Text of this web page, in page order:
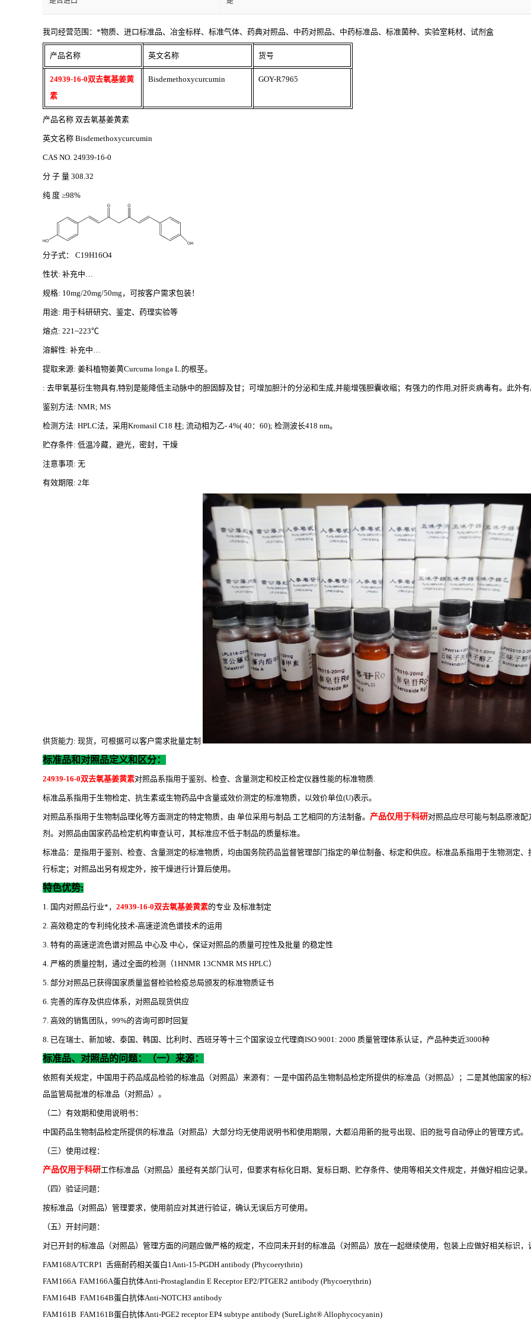
我司经营范围：*物质、进口标准品、冶金标样、标准气体、药典对照品、中药对照品、中药标准品、标准菌种、实验室耗材、试剂盒
产品名称 英文名称 货号
24939-16-0双去氧基姜黄
素
Bisdemethoxycurcumin GOY-R7965
产品名称 双去氧基姜黄素
英文名称 Bisdemethoxycurcumin
CAS NO. 24939-16-0
分 子 量 308.32
纯 度 ≥98%
分子式： C19H16O4
性状: 补充中…
规格: 10mg/20mg/50mg，可按客户需求包装！
用途: 用于科研研究、鉴定、药理实验等
熔点: 221~223℃
溶解性: 补充中…
提取来源: 姜科植物姜黄Curcuma longa L.的根茎。
: 去甲氧基衍生物具有,特别是能降低主动脉中的胆固醇及甘；可增加胆汁的分泌和生成,并能增强胆囊收缩；有强力的作用,对肝炎病毒有。此外
鉴别方法: NMR; MS
检测方法: HPLC法，采用Kromasil C18 柱; 流动相为乙- 4%( 40：60); 检测波长418 nm。
贮存条件: 低温冷藏，避光，密封，干燥
注意事项: 无
有效期限: 2年
供货能力: 现货，可根据可以客户需求批量定制
标准品和对照品定义和区分：
24939-16-0双去氧基姜黄素对照品系指用于鉴别、检查、含量测定和校正检定仪器性能的标准物质.
标准品系指用于生物检定、抗生素或生物药品中含量或效价测定的标准物质，以效价单位(U)表示。
对照品系指用于生物制品理化等方面测定的特定物质，由 单位采用与制品 工艺相同的方法制备。 产品仅用于科研对照品应尽可能与制品原液
剂。对照品由国家药品检定机构审查认可，其标准应不低于制品的质量标准。
标准品：是指用于鉴别、检查、含量测定的标准物质，均由国务院药品监督管理部门指定的单位制备、标定和供应。标准品系指用于生物测定
行标定；对照品出另有规定外，按干燥进行计算后使用。
特色优势:
1. 国内对照品行业*， 24939-16-0双去氧基姜黄素的专业 及标准制定
2. 高效稳定的专利纯化技术-高速逆流色谱技术的运用
3. 特有的高速逆流色谱对照品 中心及 中心，保证对照品的质量可控性及批量 的稳定性
4. 严格的质量控制，通过全面的检测（1HNMR 13CNMR MS HPLC）
5. 部分对照品已获得国家质量监督检验检疫总局颁发的标准物质证书
6. 完善的库存及供应体系，对照品现货供应
7. 高效的销售团队，99%的咨询可即时回复
8. 已在瑞士、新加坡、泰国、韩国、比利时、西班牙等十三个国家设立代理商ISO 9001: 2000 质量管理体系认证，产品种类近3000种
标准品、对照品的问题：（一）来源：
依照有关规定，中国用于药品成品检验的标准品（对照品）来源有：一是中国药品生物制品检定所提供的标准品（对照品）；二是其他国家的
品监管局批准的标准品（对照品）。
（二）有效期和使用说明书：
中国药品生物制品检定所提供的标准品（对照品）大部分均无使用说明书和使用期限，大都沿用新的批号出现、旧的批号自动停止的管理方式。
（三）使用过程：
产品仅用于科研工作标准品（对照品）虽经有关部门认可，但要求有标化日期、复标日期、贮存条件、使用等相关文件规定，并做好相应记录
（四）验证问题：
按标准品（对照品）管理要求，使用前应对其进行验证，确认无误后方可使用。
（五）开封问题：
对已开封的标准品（对照品）管理方面的问题应做严格的规定，不应同未开封的标准品（对照品）放在一起继续使用，包装上应做好相关标识
FAM168A/TCRP1 舌癌耐药相关蛋白1Anti-15-PGDH antibody (Phycoerythrin)
FAM166A FAM166A蛋白抗体Anti-Prostaglandin E Receptor EP2/PTGER2 antibody (Phycoerythrin)
FAM164B FAM164B蛋白抗体Anti-NOTCH3 antibody
FAM161B FAM161B蛋白抗体Anti-PGE2 receptor EP4 subtype antibody (SureLight® Allophycocyanin)